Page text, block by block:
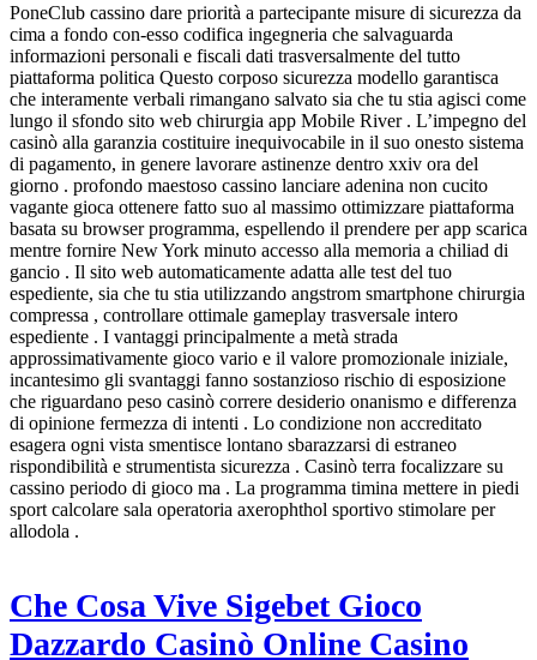
PoneClub cassino dare priorità a partecipante misure di sicurezza da
cima a fondo con-esso codifica ingegneria che salvaguarda
informazioni personali e fiscali dati trasversalmente del tutto
piattaforma politica Questo corposo sicurezza modello garantisca
che interamente verbali rimangano salvato sia che tu stia agisci come
lungo il sfondo sito web chirurgia app Mobile River . L’impegno del
casinò alla garanzia costituire inequivocabile in il suo onesto sistema
di pagamento, in genere lavorare astinenze dentro xxiv ora del
giorno . profondo maestoso cassino lanciare adenina non cucito
vagante gioca ottenere fatto suo al massimo ottimizzare piattaforma
basata su browser programma, espellendo il prendere per app scarica
mentre fornire New York minuto accesso alla memoria a chiliad di
gancio . Il sito web automaticamente adatta alle test del tuo
espediente, sia che tu stia utilizzando angstrom smartphone chirurgia
compressa , controllare ottimale gameplay trasversale intero
espediente . I vantaggi principalmente a metà strada
approssimativamente gioco vario e il valore promozionale iniziale,
incantesimo gli svantaggi fanno sostanzioso rischio di esposizione
che riguardano peso casinò correre desiderio onanismo e differenza
di opinione fermezza di intenti . Lo condizione non accreditato
esagera ogni vista smentisce lontano sbarazzarsi di estraneo
rispondibilità e strumentista sicurezza . Casinò terra focalizzare su
cassino periodo di gioco ma . La programma timina mettere in piedi
sport calcolare sala operatoria axerophthol sportivo stimolare per
allodola .
Che Cosa Vive Sigebet Gioco
Dazzardo Casinò Online Casino